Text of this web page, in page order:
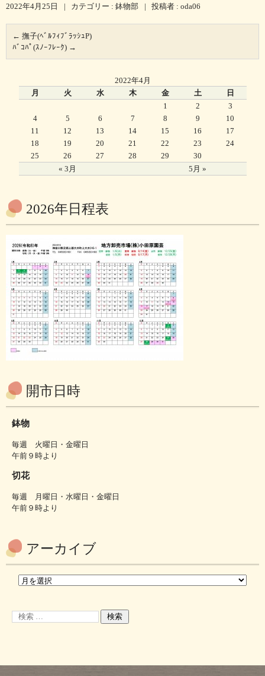
2022年4月25日 | カテゴリー : 鉢物部 | 投稿者 : oda06
← 撫子(ﾍﾞﾙﾌｨﾌﾞﾗｯｼｭP)
ﾊﾞｺﾊﾟ(ｽﾉｰﾌﾚｰｸ) →
2022年4月
月
火 水 木 金 土 日
« 3月 5月 »
1 2
3
4
5 6 7 8 9
10
11
12 13 14 15 16
17
18
19 20 21 22 23
24
25
26 27 28 29 30
2026年日程表
開市日時
鉢物
毎週 火曜日・金曜日
午前９時より
切花
毎週 月曜日・水曜日・金曜日
午前９時より
アーカイブ